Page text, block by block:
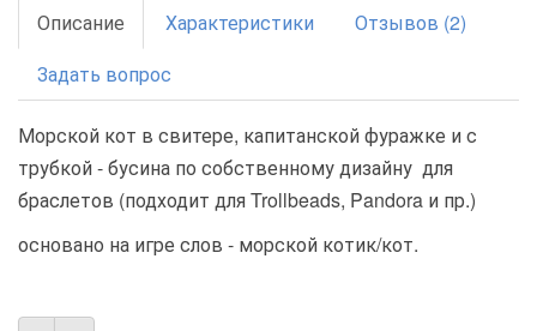
Описание Характеристики
Отзывов (2)
Задать вопрос
Морской кот в свитере, капитанской фуражке и с
трубкой - бусина по собственному дизайну для
браслетов (подходит для Trollbeads, Pandora и пр.)
основано на игре слов - морской котик/кот.